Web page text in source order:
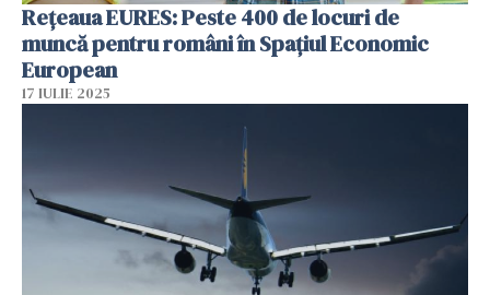
Rețeaua EURES: Peste 400 de locuri de
muncă pentru români în Spațiul Economic
European
17 IULIE 2025